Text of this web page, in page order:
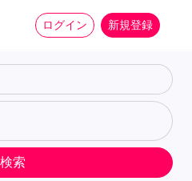
ログイン 新規登録
検索